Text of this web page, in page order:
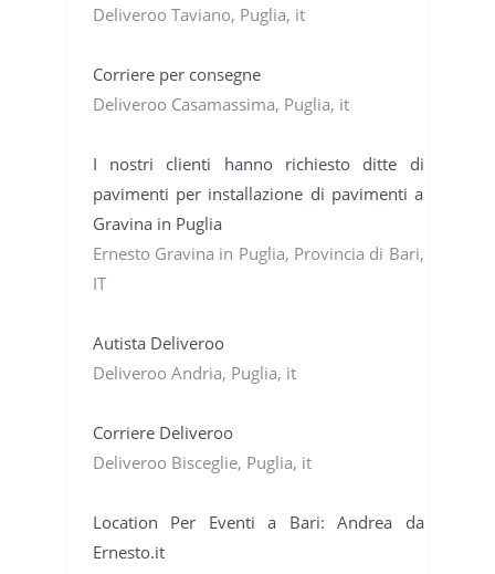
Deliveroo Taviano, Puglia, it
Corriere per consegne
Deliveroo Casamassima, Puglia, it
I nostri clienti hanno richiesto ditte di
pavimenti per installazione di pavimenti a
Gravina in Puglia
Ernesto Gravina in Puglia, Provincia di Bari,
IT
Autista Deliveroo
Deliveroo Andria, Puglia, it
Corriere Deliveroo
Deliveroo Bisceglie, Puglia, it
Location Per Eventi a Bari: Andrea da
Ernesto.it